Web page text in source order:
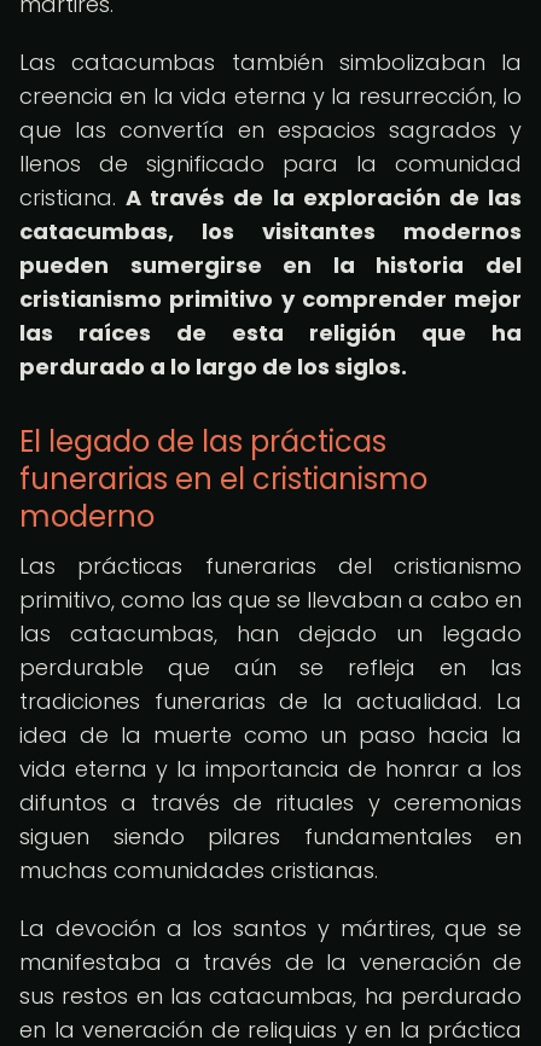
Las catacumbas también simbolizaban la
creencia en la vida eterna y la resurrección, lo
que las convertía en espacios sagrados y
llenos de significado para la comunidad
cristiana.A través de la exploración de las
catacumbas, los visitantes modernos
pueden sumergirse en la historia del
cristianismo primitivo y comprender mejor
las raíces de esta religión que ha
perdurado a lo largo de los siglos.
El legado de las prácticas
funerarias en el cristianismo
moderno
Las prácticas funerarias del cristianismo
primitivo, como las que se llevaban a cabo en
las catacumbas, han dejado un legado
perdurable que aún se refleja en las
tradiciones funerarias de la actualidad. La
idea de la muerte como un paso hacia la
vida eterna y la importancia de honrar a los
difuntos a través de rituales y ceremonias
siguen siendo pilares fundamentales en
muchas comunidades cristianas.
La devoción a los santos y mártires, que se
manifestaba a través de la veneración de
sus restos en las catacumbas, ha perdurado
en la veneración de reliquias y en la práctica